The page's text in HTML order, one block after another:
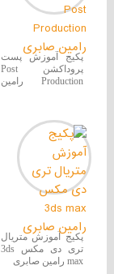
پکیج آموزش پست
پروداکشن Post
Production رامین
پکیج آموزش متریال
تری دی مکس 3ds
max رامین صابری